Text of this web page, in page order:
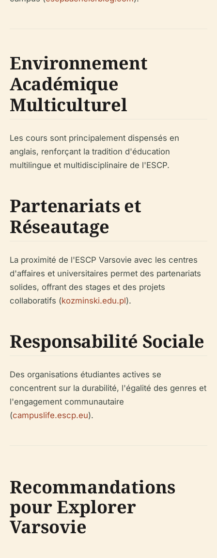
Environnement
Académique
Multiculturel
Les cours sont principalement dispensés en
anglais, renforçant la tradition d'éducation
multilingue et multidisciplinaire de l'ESCP.
Partenariats et
Réseautage
La proximité de l'ESCP Varsovie avec les centres
d'affaires et universitaires permet des partenariats
solides, offrant des stages et des projets
collaboratifs (kozminski.edu.pl).
Responsabilité Sociale
Des organisations étudiantes actives se
concentrent sur la durabilité, l'égalité des genres et
l'engagement communautaire
(campuslife.escp.eu).
Recommandations
pour Explorer
Varsovie